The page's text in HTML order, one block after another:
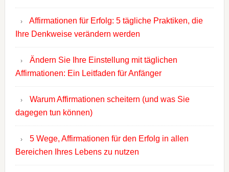
Affirmationen für Erfolg: 5 tägliche Praktiken, die
Ihre Denkweise verändern werden
Ändern Sie Ihre Einstellung mit täglichen
Affirmationen: Ein Leitfaden für Anfänger
Warum Affirmationen scheitern (und was Sie
dagegen tun können)
5 Wege, Affirmationen für den Erfolg in allen
Bereichen Ihres Lebens zu nutzen